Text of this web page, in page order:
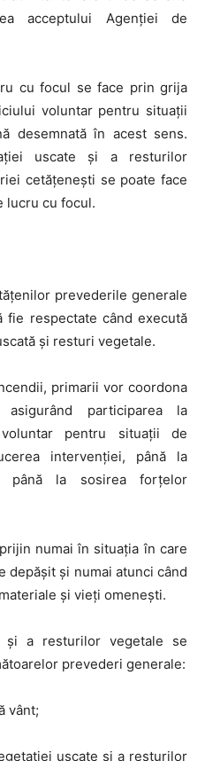
acceptului Agenției de
cu focul se face prin grija
voluntar pentru situații
desemnată în acest sens.
uscate și a resturilor
cetățenești se poate face
lucru cu focul.
prevederile generale
respectate când execută
și resturi vegetale.
primarii vor coordona
participarea la
pentru situații de
intervenției, până la
până la sosirea forțelor
numai în situația în care
depășit și numai atunci când
și vieți omenești.
și a resturilor vegetale se
prevederi generale:
vânt;
uscate și a resturilor